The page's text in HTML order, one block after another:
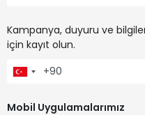
Kampanya, duyuru ve
için kayıt olun.
Mobil Uygulamalarımız